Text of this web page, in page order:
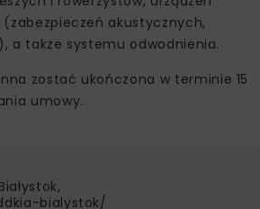
akustycznych,
a także systemu odwodnienia.
zostać ukończona w terminie 15
umowy.
bialystok/